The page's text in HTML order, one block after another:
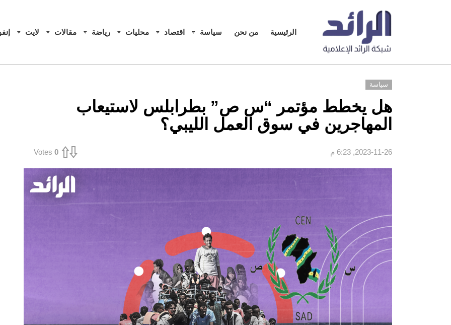
الرئيسية من نحن سياسة اقتصاد محليات رياضة مقالات لايت
سياسة
هل يخطط مؤتمر “س ص” بطرابلس لاستيعاب
المهاجرين في سوق العمل الليبي؟
2023-11-26, 6:23 م 0
Votes